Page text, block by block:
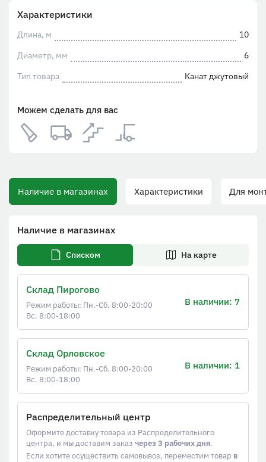
Характеристики
Длина, м
10
Диаметр, мм
6
Тип товара
Канат джутовый
Можем сделать для вас
Наличие в магазинах Характеристики Для
Наличие в магазинах
Списком На карте
Склад Пирогово
Режим работы: Пн.-Сб. 8:00-20:00
Вс. 8:00-18:00
В наличии: 7
Склад Орловское
Режим работы: Пн.-Сб. 8:00-20:00
Вс. 8:00-18:00
В наличии: 1
Распределительный центр
Оформите доставку товара из Распределительного
центра, и мы доставим заказ через 3 рабочих дня.
Если хотите осуществить самовывоз, переместим товар в